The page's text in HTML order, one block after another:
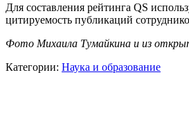
Для составления рейтинга QS
цитируемость публикаций
Фото Михаила Тумайкина и из
Категории: Наука и образование